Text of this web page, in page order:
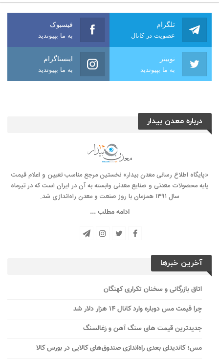
تلگرام
عضویت در کانال
فیسبوک
به ما بپیوندید
توییتر
به ما بپیوندید
اینستاگرام
به ما بپیوندید
درباره معدن بیدار
«پایگاه اطلاع رسانی معدن بیدار» نخستین مرجع مناسب تعیین و اعلام قیمت
پایه محصولات معدنی و صنایع معدنی وابسته به آن در ایران است که در تیرماه
سال ۱۳۹۱ همزمان با روز صنعت و معدن راه‌‌اندازی شد.
ادامه مطلب ...
آخرین خبرها
اتاق بازرگانی و سخنان تکراری کهنگان
چرا قیمت مس دوباره وارد کانال ۱۴ هزار دلار شد
جدیدترین قیمت های سنگ آهن و زغالسنگ
مس؛ کاندیدای بعدی راه‌اندازی صندوق‌های کالایی در بورس کالا